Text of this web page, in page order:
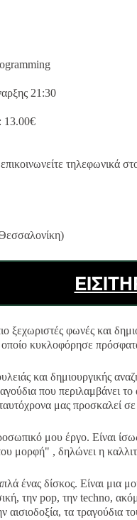
21:30
13.00€
τηλεφωνικά
ξεχωριστές φωνές και
κυκλοφόρησε πρόσφατα
και δημιουργικής
που περιλαμβάνει
μας προσκαλεί
μου έργο. Είναι
μορφή" , δηλώνει η
ένας δίσκος. Είναι μια
την pop, την techno,
αισιοδοξία, τα τραγούδια